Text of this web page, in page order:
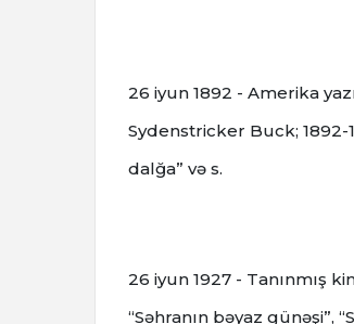
26 iyun 1892 - Amerika
Sydenstricker Buck; 1892-
dalğa” və s.
26 iyun 1927 - Tanınmış
“Səhranın bəyaz günəşi”,